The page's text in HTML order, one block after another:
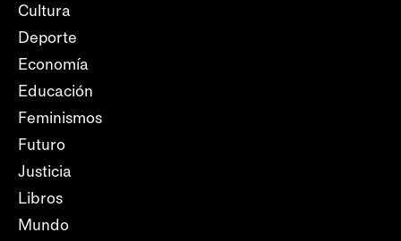
Cultura
Deporte
Economía
Educación
Feminismos
Futuro
Justicia
Libros
Mundo